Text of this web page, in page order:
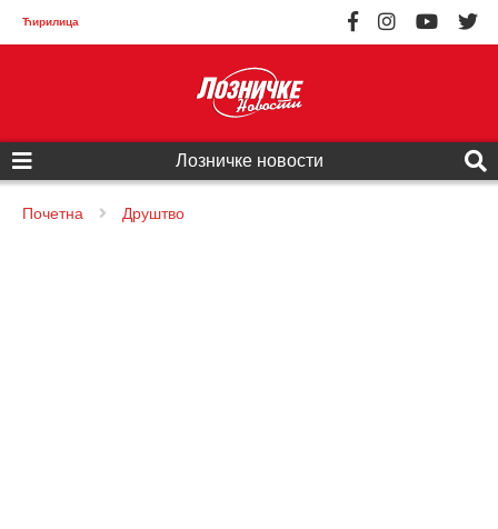
Ћирилица
Лозничке новости
Почетна Друштво